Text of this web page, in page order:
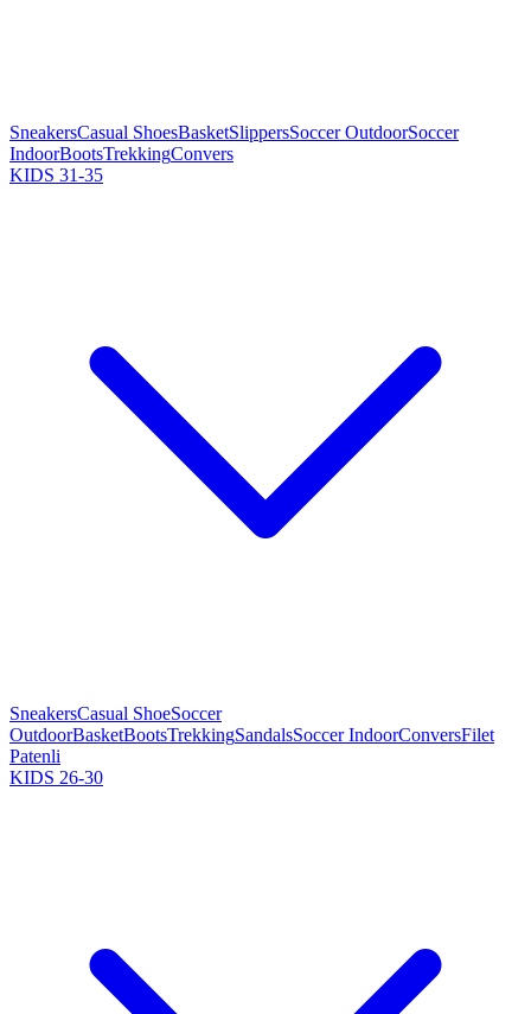
SneakersCasual ShoesBasketSlippersSoccer OutdoorSoccer
IndoorBootsTrekkingConvers
KIDS 31-35
SneakersCasual ShoeSoccer
OutdoorBasketBootsTrekkingSandalsSoccer IndoorConversFilet
Patenli
KIDS 26-30